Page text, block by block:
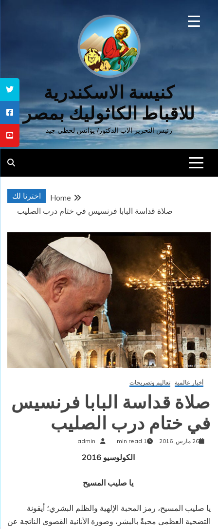
كنيسة الاسكندرية
للاقباط الكاثوليك بمصر
رئيس التحرير الاب الدكتور/ يؤانس لحظي جيد
اخترنا لك
Home
صلاة قداسة البابا فرنسيس في ختام درب الصليب
أخبار عالمية تعاليم وتصريحات
صلاة قداسة البابا فرنسيس
في ختام درب الصليب
26 مارس, 2016 1 min read
admin
الكولوسيو 2016
يا صليب المسيح
يا صليب المسيح، رمز المحبة الإلهية والظلم البشري؛ أيقونة
التضحية العظمى محبةً بالبشر، وصورة الأنانية القصوى الناتجة عن